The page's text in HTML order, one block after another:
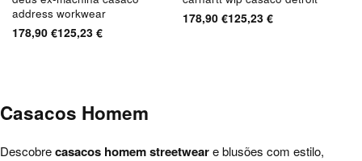
address workwear
178,90 €125,23 €
178,90 €125,23 €
Casacos Homem
Descobrecasacos homem streetweare blusões com estilo,